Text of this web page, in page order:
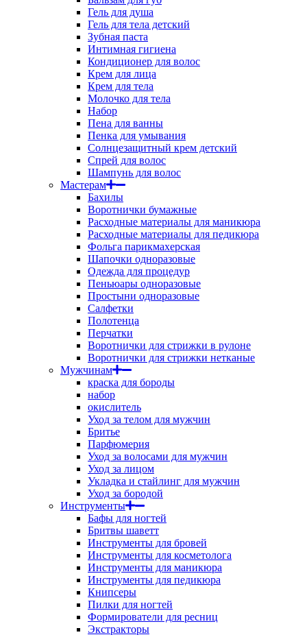
Гель для душа
Гель для тела детский
Зубная паста
Интимная гигиена
Кондиционер для волос
Крем для лица
Крем для тела
Молочко для тела
Набор
Пена для ванны
Пенка для умывания
Солнцезащитный крем детский
Спрей для волос
Шампунь для волос
Мастерам
Бахилы
Воротнички бумажные
Расходные материалы для маникюра
Расходные материалы для педикюра
Фольга парикмахерская
Шапочки одноразовые
Одежда для процедур
Пеньюары одноразовые
Простыни одноразовые
Салфетки
Полотенца
Перчатки
Воротнички для стрижки в рулоне
Воротнички для стрижки нетканые
Мужчинам
краска для бороды
набор
окислитель
Уход за телом для мужчин
Бритье
Парфюмерия
Уход за волосами для мужчин
Уход за лицом
Укладка и стайлинг для мужчин
Уход за бородой
Инструменты
Бафы для ногтей
Бритвы шаветт
Инструменты для бровей
Инструменты для косметолога
Инструменты для маникюра
Инструменты для педикюра
Книпсеры
Пилки для ногтей
Формирователи для ресниц
Экстракторы